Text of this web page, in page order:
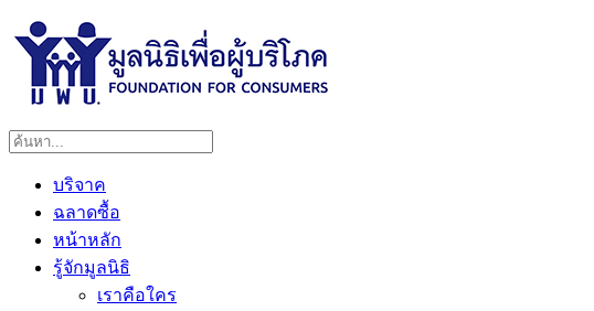
บริจาค
ฉลาดซื้อ
หน้าหลัก
รู้จักมูลนิธิ
เราคือใคร